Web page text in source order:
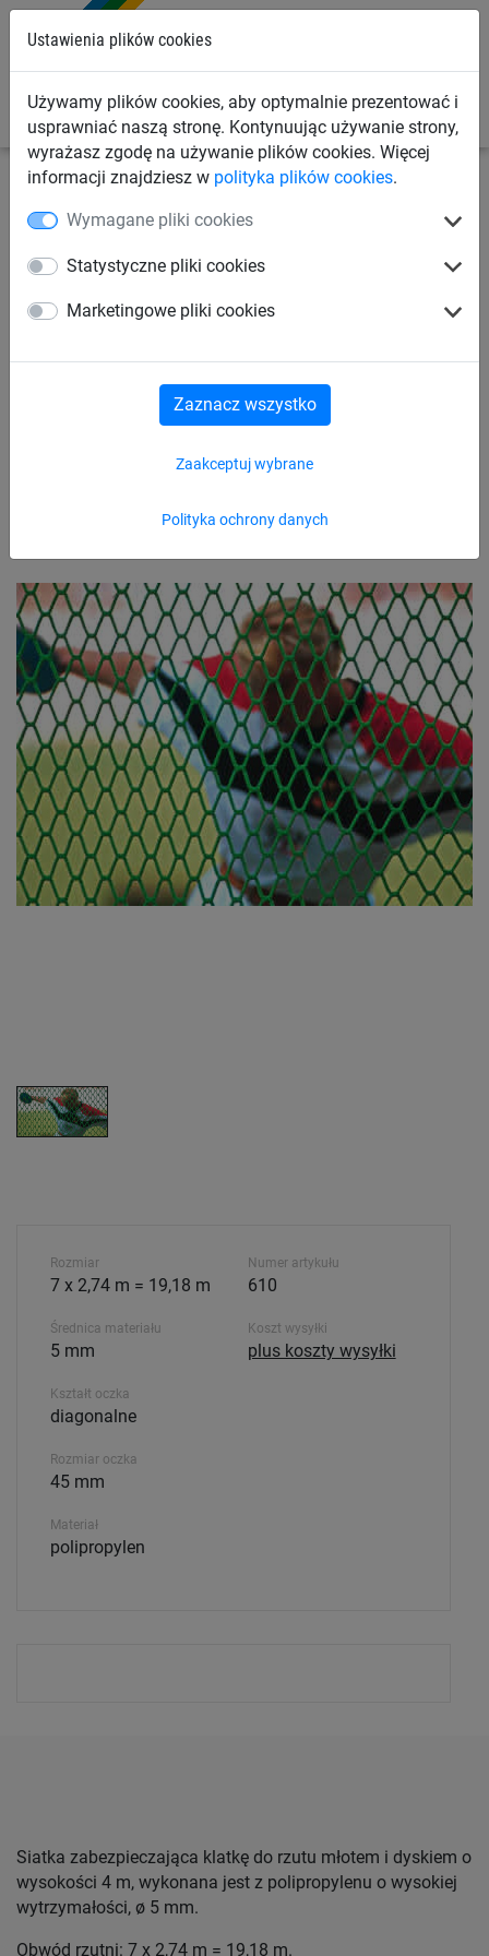
Ustawienia plików cookies
Używamy plików cookies, aby optymalnie prezentować i
usprawniać naszą stronę. Kontynuując używanie strony,
wyrażasz zgodę na używanie plików cookies. Więcej
informacji znajdziesz w polityka plików cookies.
Wymagane pliki cookies
Statystyczne pliki cookies
Marketingowe pliki cookies
Polityka ochrony danych
Zaakceptuj wybrane
Zaznacz wszystko
/ dyskiem
Siatka zabezpieczająca do
rzutu młotem i dyskiem (4,50
x 21 m)
Rozmiar
7 x 2,74 m = 19,18 m
Średnica materiału
5 mm
Kształt oczka
diagonalne
Rozmiar oczka
45 mm
Materiał
polipropylen
Numer artykułu
610
Koszt wysyłki
plus koszty wysyłki
Siatka zabezpieczająca klatkę do rzutu młotem i dyskiem o
wysokości 4 m, wykonana jest z polipropylenu o wysokiej
wytrzymałości, ø 5 mm.
Obwód rzutni: 7 x 2,74 m = 19,18 m.